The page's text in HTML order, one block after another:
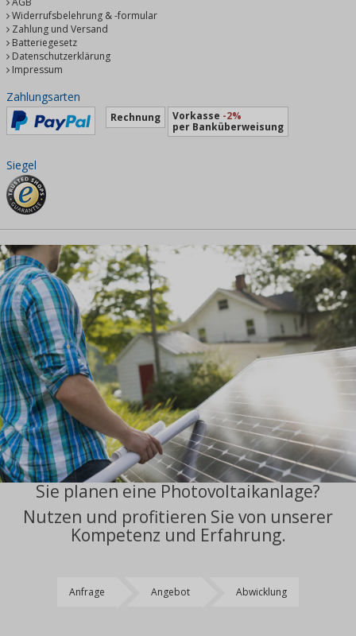
Widerrufsbelehrung & -formular
Zahlung und Versand
Batteriegesetz
Datenschutzerklärung
Impressum
Zahlungsarten
Rechnung Vorkasse -2%
per Banküberweisung
Siegel
Sie planen eine Photovoltaikanlage?
Nutzen und profitieren Sie von unserer
Kompetenz und Erfahrung.
Anfrage Angebot Abwicklung